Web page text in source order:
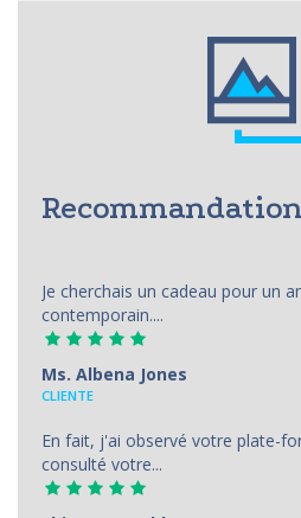
Je cherchais un cadeau pour un
contemporain....
Ms. Albena Jones
CLIENTE
En fait, j'ai observé votre plate-
consulté votre...